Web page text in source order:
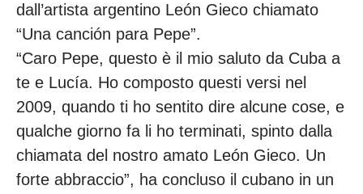
dall’artista argentino León Gieco chiamato
“Una canción para Pepe”.
“Caro Pepe, questo è il mio saluto da Cuba a
te e Lucía. Ho composto questi versi nel
2009, quando ti ho sentito dire alcune cose, e
qualche giorno fa li ho terminati, spinto dalla
chiamata del nostro amato León Gieco. Un
forte abbraccio”, ha concluso il cubano in un